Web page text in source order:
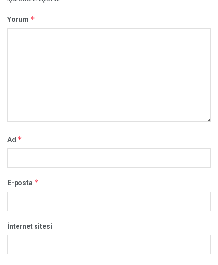
Yorum *
Ad *
E-posta *
İnternet sitesi